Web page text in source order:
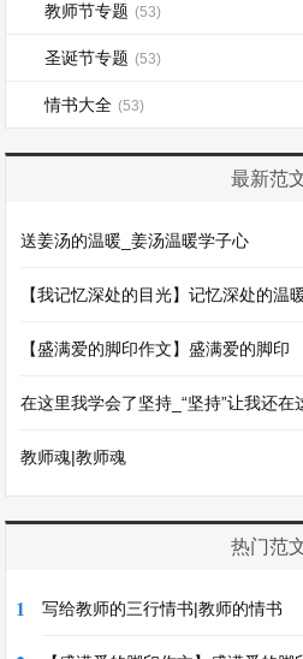
教师节专题 (53)
圣诞节专题 (53)
情书大全 (53)
最新范
送姜汤的温暖_姜汤温暖学子心
【我记忆深处的目光】记忆深处的温
【盛满爱的脚印作文】盛满爱的脚印
在这里我学会了坚持_“坚持”让我还在
教师魂|教师魂
热门范
1 写给教师的三行情书|教师的情书